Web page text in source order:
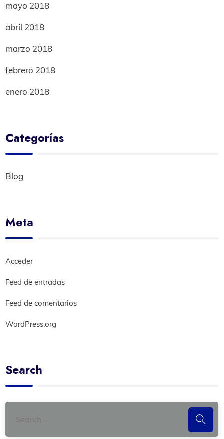
mayo 2018
abril 2018
marzo 2018
febrero 2018
enero 2018
Categorías
Blog
Meta
Acceder
Feed de entradas
Feed de comentarios
WordPress.org
Search